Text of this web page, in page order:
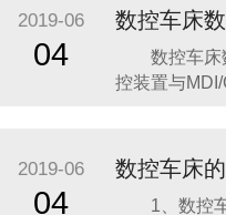
相关产品上大
爱发光的色泽
了新的铝腔
加工的现代
2019-06
04
数控车床数
控装置与
提供的连接手
应注意： 1
要，良好的
2019-06
04
数控车床
1、数控